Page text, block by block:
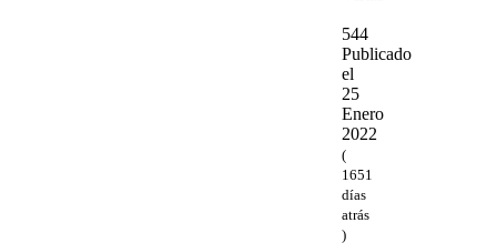
544
Publicado
el
25
Enero
2022
(
1651
días
atrás
)